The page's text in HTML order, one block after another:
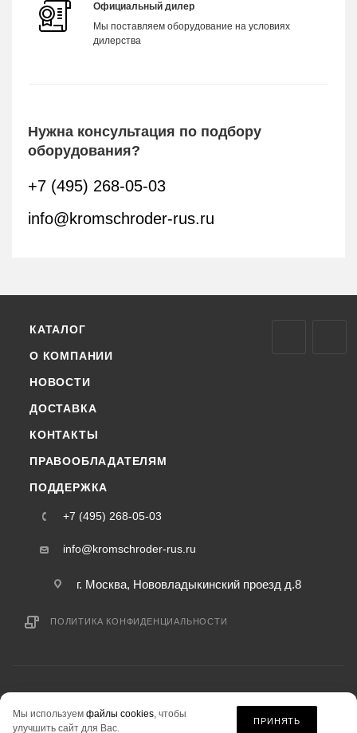
Официальный дилер
Мы поставляем оборудование на условиях
дилерства
Нужна консультация по подбору
оборудования?
+7 (495) 268-05-03
info@kromschroder-rus.ru
КАТАЛОГ
О КОМПАНИИ
НОВОСТИ
ДОСТАВКА
КОНТАКТЫ
ПРАВООБЛАДАТЕЛЯМ
ПОДДЕРЖКА
+7 (495) 268-05-03
info@kromschroder-rus.ru
г. Москва, Нововладыкинский проезд д.8
ПОЛИТИКА КОНФИДЕНЦИАЛЬНОСТИ
информация на сайте «kromschroder-rus.ru» не является публичной офертой.
Мы используем файлы cookies, чтобы
улучшить сайт для Вас.
ПРИНЯТЬ